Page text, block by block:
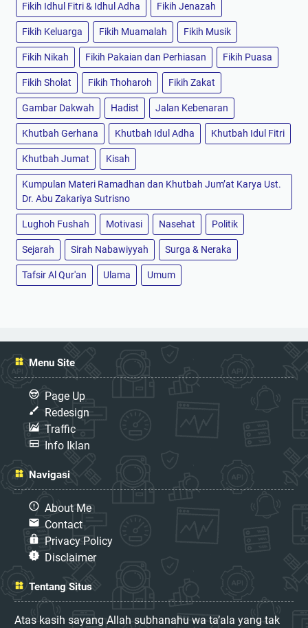
Fikih Idhul Fitri & Idhul Adha Fikih Jenazah
Fikih Keluarga Fikih Muamalah Fikih Musik
Fikih Nikah Fikih Pakaian dan Perhiasan Fikih Puasa
Fikih Sholat Fikih Thoharoh Fikih Zakat
Gambar Dakwah Hadist Jalan Kebenaran
Khutbah Gerhana Khutbah Idul Adha Khutbah Idul Fitri
Khutbah Jumat Kisah
Kumpulan Materi Ramadhan dan Khutbah Jum’at Karya Ust.
Dr. Abu Zakariya Sutrisno
Lughoh Fushah Motivasi Nasehat Politik
Sejarah Sirah Nabawiyyah Surga & Neraka
Tafsir Al Qur'an Ulama Umum
Menu Site
Page Up
Redesign
Traffic
Info Iklan
Navigasi
About Me
Contact
Privacy Policy
Disclaimer
Tentang Situs
Atas kasih sayang Allah subhanahu wa ta’ala yang tak